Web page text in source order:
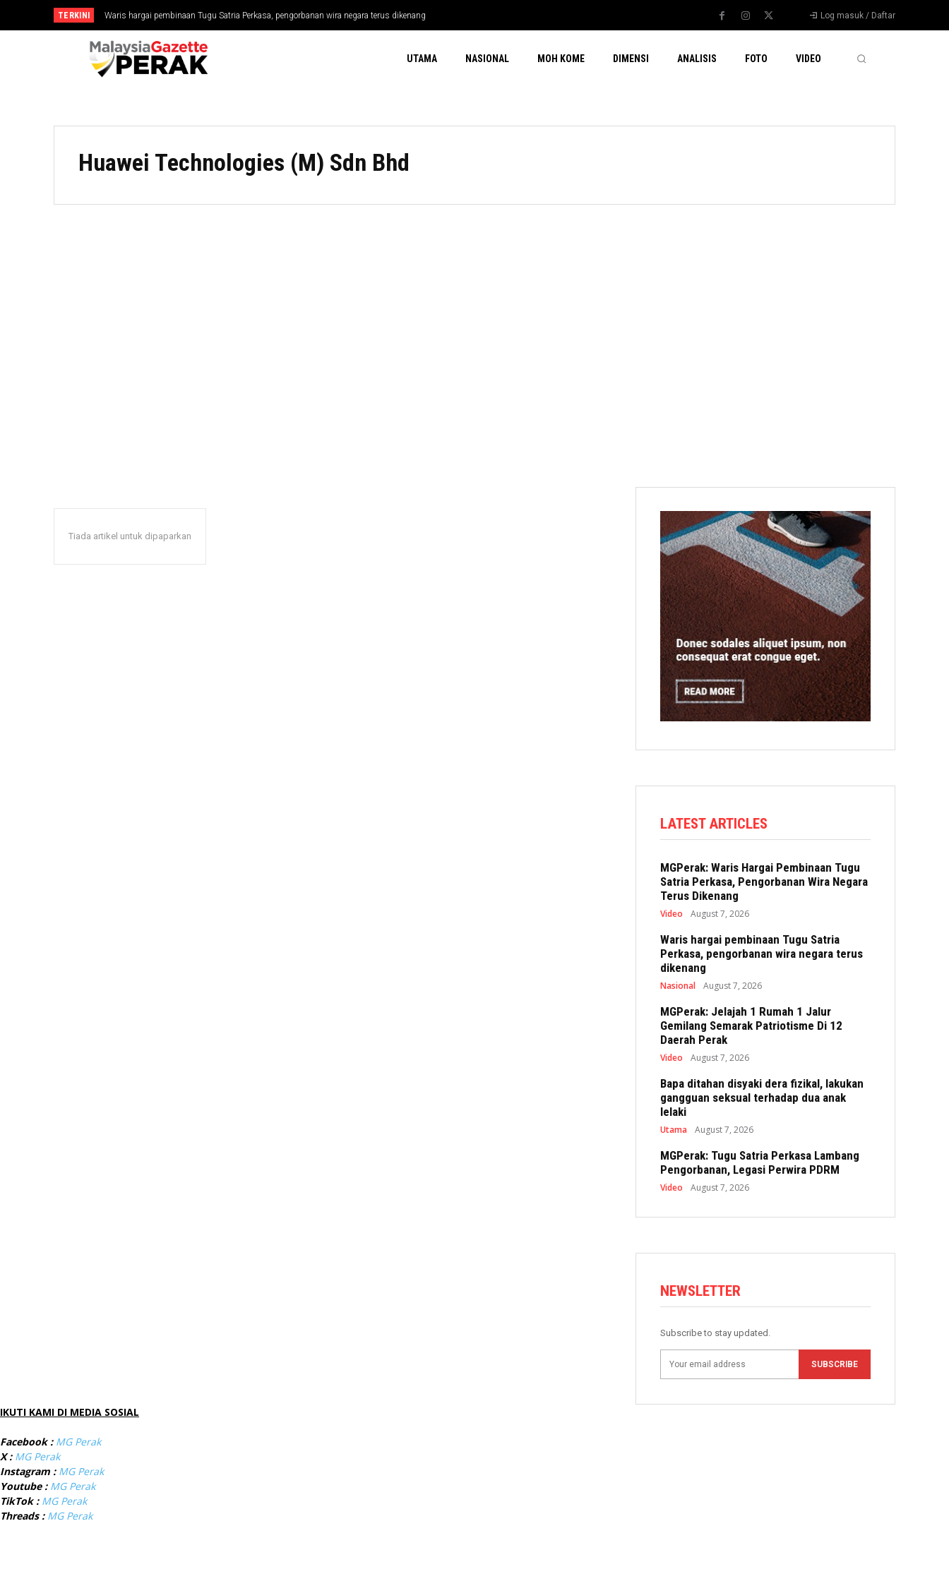
TERKINI Waris hargai pembinaan Tugu Satria Perkasa, pengorbanan wira negara terus dikenang Log masuk / Daftar
UTAMA NASIONAL MOH KOME DIMENSI ANALISIS FOTO VIDEO
Huawei Technologies (M) Sdn Bhd
Tiada artikel untuk dipaparkan
LATEST ARTICLES
MGPerak: Waris Hargai Pembinaan Tugu
Satria Perkasa, Pengorbanan Wira Negara
Terus Dikenang
Video August 7, 2026
Waris hargai pembinaan Tugu Satria
Perkasa, pengorbanan wira negara terus
dikenang
Nasional August 7, 2026
MGPerak: Jelajah 1 Rumah 1 Jalur
Gemilang Semarak Patriotisme Di 12
Daerah Perak
Video August 7, 2026
Bapa ditahan disyaki dera fizikal, lakukan
gangguan seksual terhadap dua anak
lelaki
Utama August 7, 2026
MGPerak: Tugu Satria Perkasa Lambang
Pengorbanan, Legasi Perwira PDRM
Video August 7, 2026
NEWSLETTER
Subscribe to stay updated.
SUBSCRIBE
IKUTI KAMI DI MEDIA SOSIAL
Facebook : MG Perak
X : MG Perak
Instagram : MG Perak
Youtube : MG Perak
TikTok : MG Perak
Threads : MG Perak